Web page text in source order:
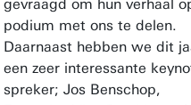
gevraagd om hun verhaal
podium met ons te delen.
Daarnaast hebben we dit
een zeer interessante
spreker; Jos Benschop,